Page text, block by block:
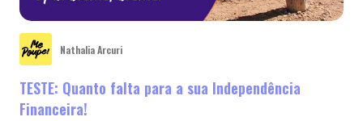
Nathalia Arcuri
TESTE: Quanto falta para a sua Independência
Financeira!